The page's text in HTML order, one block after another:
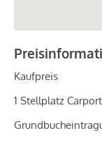
Kaufpreis
1 Stellplatz Carport